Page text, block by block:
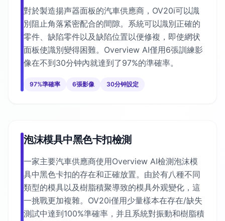
對於製造揚声器面板的汽車供應商，OV20i可以識
別阻止角落紧密配合的間隙。系統可以識別正確的
零件、缺陷零件以及缺陷位置以便修複，即使網状
面板使識別變得困難。Overview AI僅用6張訓練影
像在不到30分钟內就達到了97%的準確率。
97%準確率 6張影像 30分钟設定
泡沫模具中黑色卡扣檢測
一家主要汽車供應商使用Overview AI檢測泡沫模
具中黑色卡扣的存在和正確放置。由於有八種不同
類型的模具以及樹脂積聚導致的模具外观變化，這
一挑戰更加複雜。OV20i僅用少量樣本在存在/缺失
測試中達到100%準確率，并且系統對振動和樹脂積